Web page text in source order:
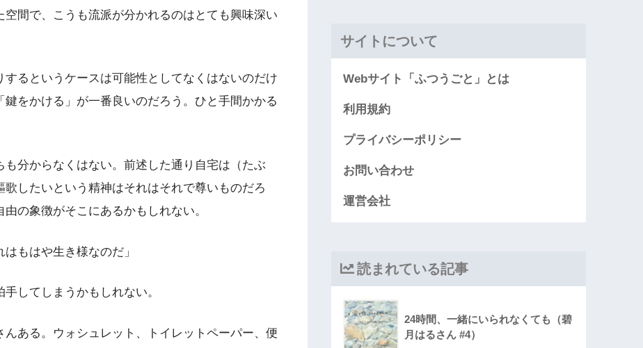
間で、こうも流派が分かれるのはとても興味深い
るというケースは可能性としてなくはないのだけ
をかける」が一番良いのだろう。ひと手間かかる
分からなくはない。前述した通り自宅は（たぶ
したいという精神はそれはそれで尊いものだろ
の象徴がそこにあるかもしれない。
もはや生き様なのだ」
してしまうかもしれない。
ある。ウォシュレット、トイレットペーパー、便
サイトについて
Webサイト「ふつうごと」とは
利用規約
プライバシーポリシー
お問い合わせ
運営会社
読まれている記事
24時間、一緒にいられなくても（碧
月はるさん #4）